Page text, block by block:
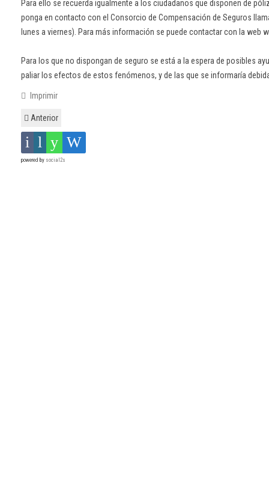
Para ello se recuerda igualmente a los ciudadanos que disponen de
ponga en contacto con el Consorcio de Compensación de Seguros
lunes a viernes). Para más información se puede contactar con la web
Para los que no dispongan de seguro se está a la espera de posibles
paliar los efectos de estos fenómenos, y de las que se informaría
Imprimir
Anterior
powered by social2s